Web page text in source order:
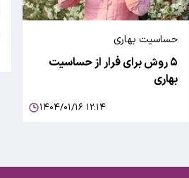
حساسیت بهاری
۵ روش برای فرار از حساسیت
بهاری
۱۴۰۴/۰۱/۱۶ ۱۲:۱۴